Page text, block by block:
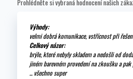
Prohlédněte si vybraná hodnocení našich
Výhody:
velmi dobrá komunikace, vstřícnost při
Celkový názor:
brýle, které nebyly skladem a nedošli od
jiném barevném provedení na zkoušku a
... všechno super